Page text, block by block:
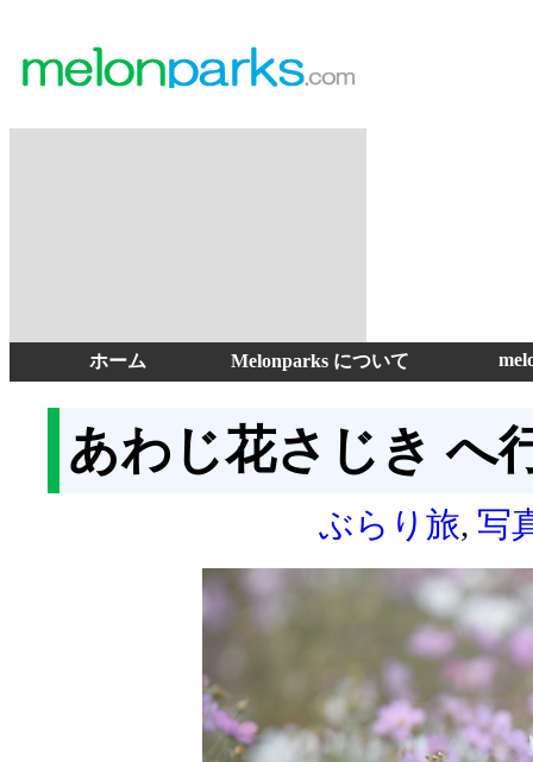
ホーム Melonparks について
あわじ花さじき へ
ぶらり旅, 写